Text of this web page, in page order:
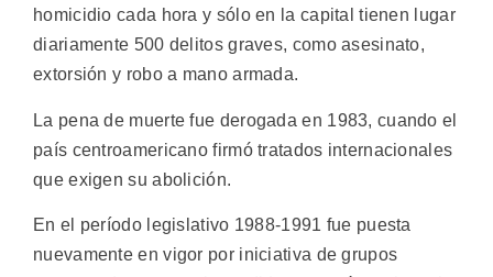
homicidio cada hora y sólo en la capital tienen lugar
diariamente 500 delitos graves, como asesinato,
extorsión y robo a mano armada.
La pena de muerte fue derogada en 1983, cuando el
país centroamericano firmó tratados internacionales
que exigen su abolición.
En el período legislativo 1988-1991 fue puesta
nuevamente en vigor por iniciativa de grupos